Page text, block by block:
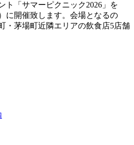
ト「サマーピクニック2026」を
に開催致します。会場となるの
・茅場町近隣エリアの飲食店5店舗